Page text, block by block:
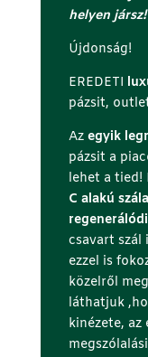
helyen jársz!
Újdonság!
EREDETI
pázsit,
Az egyik
pázsit a
lehet a tied!
C alakú
csavart szál
ezzel is
közelről
láthatjuk
kinézete, az